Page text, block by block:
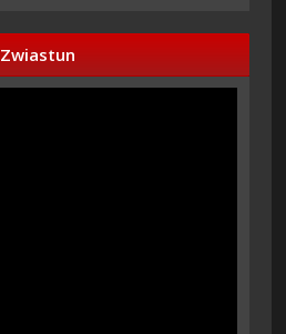
Zwiastun